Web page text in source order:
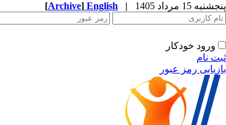
پنجشنبه 15 مرداد 1405 |
English
[Archive]
ورود خودکار
ثبت نام
بازیابی رمز عبور